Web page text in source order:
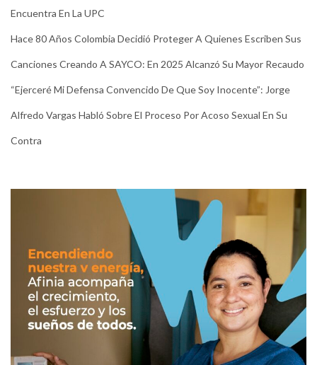
Encuentra En La UPC
Hace 80 Años Colombia Decidió Proteger A Quienes Escriben Sus
Canciones Creando A SAYCO: En 2025 Alcanzó Su Mayor Recaudo
“Ejerceré Mi Defensa Convencido De Que Soy Inocente”: Jorge
Alfredo Vargas Habló Sobre El Proceso Por Acoso Sexual En Su
Contra